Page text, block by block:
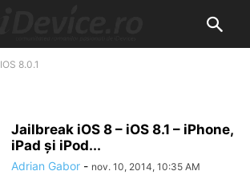
IOS 8.0.1
Jailbreak iOS 8 – iOS 8.1 – iPhone,
iPad și iPod...
Adrian Gabor - nov. 10, 2014, 10:35 AM